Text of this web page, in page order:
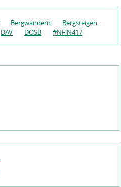
Bergwandern
Bergsteigen
DAV DOSB #NFiN417